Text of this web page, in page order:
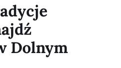
Dolnym